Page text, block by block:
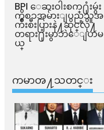
BPI ​ေဆးဝါးစက္​႐ုံးမွဴး
ကိစၥအမ်ားျပည္​သူအ
က်ိဳးစီးပြားနဲ႔ဆိုင္​လို႔
တရား႐ုံးမွာဘဲေျပာမ
ယ္​
ကမာၻ႔သတင္း